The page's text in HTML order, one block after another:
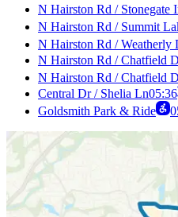
N Hairston Rd / Stonegate
N Hairston Rd / Summit
N Hairston Rd / Weatherly
N Hairston Rd / Chatfield
N Hairston Rd / Chatfield
Central Dr / Shelia Ln05:36
Goldsmith Park & Ride